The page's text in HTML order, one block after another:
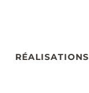
RÉALISATIONS